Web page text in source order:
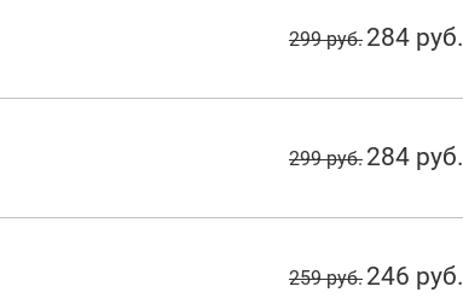
299 руб. 284 руб.
299 руб. 284 руб.
259 руб. 246 руб.